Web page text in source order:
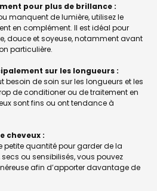
pour plus de brillance :
manquent de lumière, utilisez le
en complément. Il est idéal pour
douce et soyeuse, notamment avant
particulière.
sur les longueurs :
besoin de soin sur les longueurs et les
de conditioner ou de traitement en
sont fins ou ont tendance à
cheveux :
petite quantité pour garder de la
ou sensibilisés, vous pouvez
afin d’apporter davantage de